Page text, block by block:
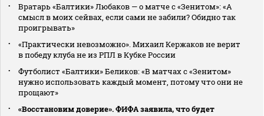
Вратарь «Балтики» Любаков — о матче с «Зенитом»: «А
смысл в моих сейвах, если сами не забили? Обидно так
проигрывать»
«Практически невозможно». Михаил Кержаков не верит
в победу клуба не из РПЛ в Кубке России
Футболист «Балтики» Беликов: «В матчах с «Зенитом»
нужно использовать каждый момент, потому что они не
прощают»
«Восстановим доверие». ФИФА заявила, что будет